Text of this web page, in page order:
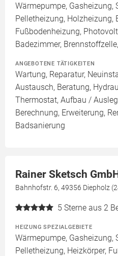
Wärmepumpe, Gasheizung,
Pelletheizung, Holzheizung,
Fußbodenheizung,
Badezimmer,
ANGEBOTENE TÄTIGKEITEN
Wartung, Reparatur,
Austausch, Beratung,
Thermostat, Aufbau /
Berechnung, Erweiterung,
Badsanierung
Rainer Sketsch
Bahnhofstr. 6, 49356 Diepholz
5 Sterne aus 2
HEIZUNG SPEZIALGEBIETE
Wärmepumpe, Gasheizung,
Pelletheizung, Heizkörper,